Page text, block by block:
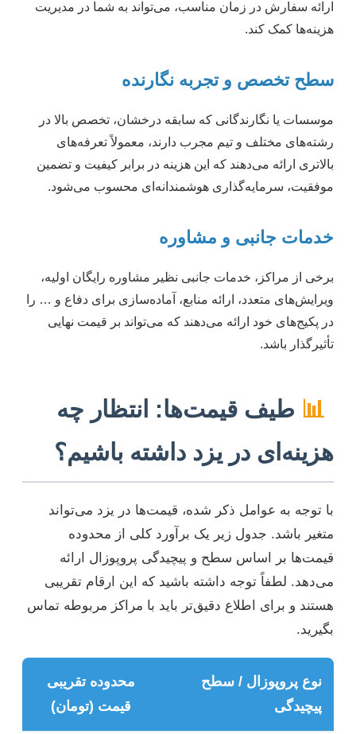
ارائه سفارش در زمان مناسب، می‌تواند به شما در مدیریت
هزینه‌ها کمک کند.
سطح تخصص و تجربه نگارنده
موسسات یا نگارندگانی که سابقه درخشان، تخصص بالا در
رشته‌های مختلف و تیم مجرب دارند، معمولاً تعرفه‌های
بالاتری ارائه می‌دهند که این هزینه در برابر کیفیت و تضمین
موفقیت، سرمایه‌گذاری هوشمندانه‌ای محسوب می‌شود.
خدمات جانبی و مشاوره
برخی از مراکز، خدمات جانبی نظیر مشاوره رایگان اولیه،
ویرایش‌های متعدد، ارائه منابع، آماده‌سازی برای دفاع و … را
در پکیج‌های خود ارائه می‌دهند که می‌تواند بر قیمت نهایی
تأثیرگذار باشد.
📊 طیف قیمت‌ها: انتظار چه
هزینه‌ای در یزد داشته باشیم؟
با توجه به عوامل ذکر شده، قیمت‌ها در یزد می‌تواند
متغیر باشد. جدول زیر یک برآورد کلی از محدوده
قیمت‌ها بر اساس سطح و پیچیدگی پروپوزال ارائه
می‌دهد. لطفاً توجه داشته باشید که این ارقام تقریبی
هستند و برای اطلاع دقیق‌تر باید با مراکز مربوطه تماس
بگیرید.
نوع پروپوزال / سطح
پیچیدگی
محدوده تقریبی
قیمت (تومان)